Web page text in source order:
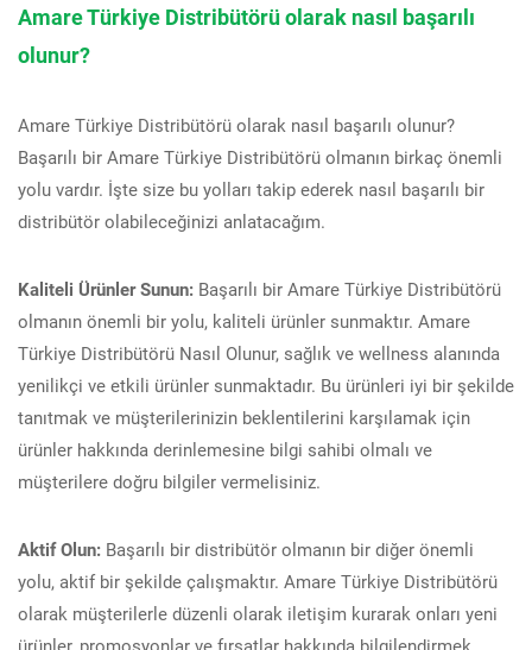
Amare Türkiye Distribütörü olarak nasıl başarılı
olunur?
Amare Türkiye Distribütörü olarak nasıl başarılı olunur?
Başarılı bir Amare Türkiye Distribütörü olmanın birkaç önemli
yolu vardır. İşte size bu yolları takip ederek nasıl başarılı bir
distribütör olabileceğinizi anlatacağım.
Kaliteli Ürünler Sunun: Başarılı bir Amare Türkiye Distribütörü
olmanın önemli bir yolu, kaliteli ürünler sunmaktır. Amare
Türkiye Distribütörü Nasıl Olunur, sağlık ve wellness alanında
yenilikçi ve etkili ürünler sunmaktadır. Bu ürünleri iyi bir şekilde
tanıtmak ve müşterilerinizin beklentilerini karşılamak için
ürünler hakkında derinlemesine bilgi sahibi olmalı ve
müşterilere doğru bilgiler vermelisiniz.
Aktif Olun: Başarılı bir distribütör olmanın bir diğer önemli
yolu, aktif bir şekilde çalışmaktır. Amare Türkiye Distribütörü
olarak müşterilerle düzenli olarak iletişim kurarak onları yeni
ürünler, promosyonlar ve fırsatlar hakkında bilgilendirmek